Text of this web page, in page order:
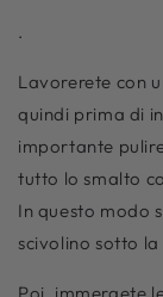
.
Lavorerete con
quindi prima di
importante
tutto lo smalto
In questo modo
scivolino sotto